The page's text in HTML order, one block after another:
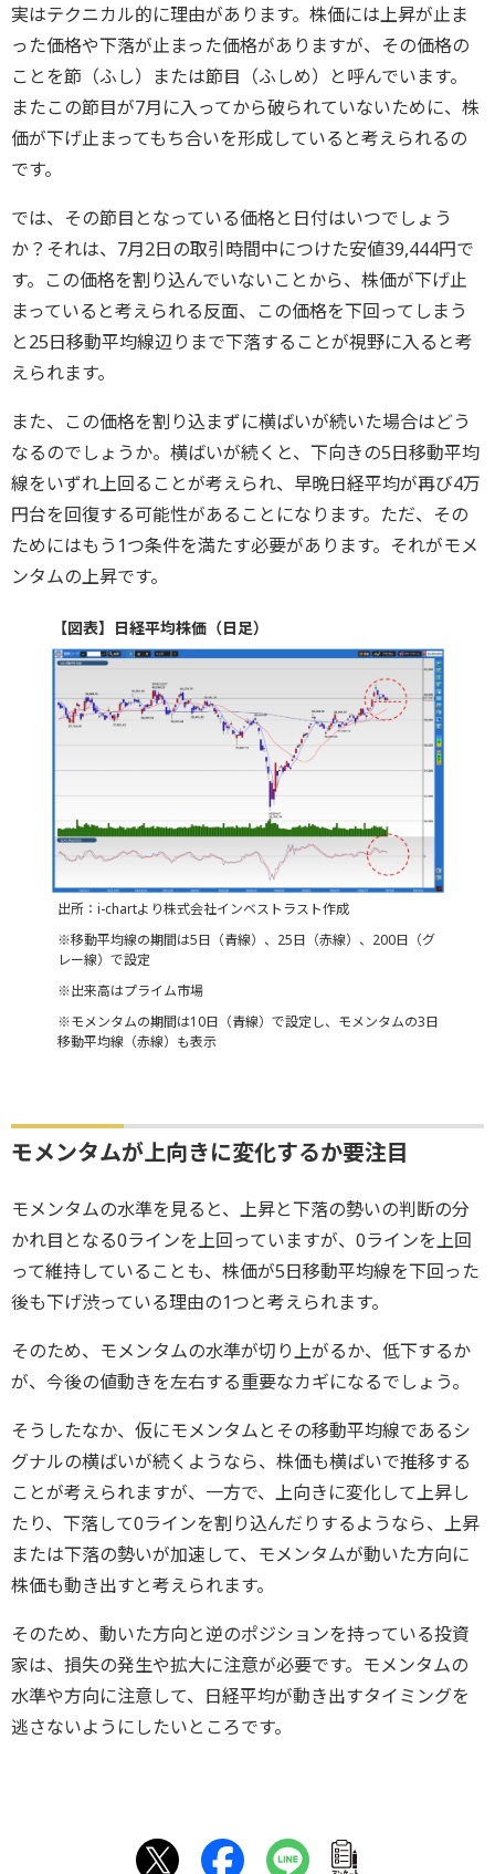
実はテクニカル的に理由があります。株価には上昇が止ま
った価格や下落が止まった価格がありますが、その価格の
ことを節（ふし）または節目（ふしめ）と呼んでいます。
またこの節目が7月に入ってから破られていないために、株
価が下げ止まってもち合いを形成していると考えられるの
です。
では、その節目となっている価格と日付はいつでしょう
か？それは、7月2日の取引時間中につけた安値39,444円で
す。この価格を割り込んでいないことから、株価が下げ止
まっていると考えられる反面、この価格を下回ってしまう
と25日移動平均線辺りまで下落することが視野に入ると考
えられます。
また、この価格を割り込まずに横ばいが続いた場合はどう
なるのでしょうか。横ばいが続くと、下向きの5日移動平均
線をいずれ上回ることが考えられ、早晩日経平均が再び4万
円台を回復する可能性があることになります。ただ、その
ためにはもう1つ条件を満たす必要があります。それがモメ
ンタムの上昇です。
【図表】日経平均株価（日足）
出所：i-chartより株式会社インベストラスト作成
※移動平均線の期間は5日（青線）、25日（赤線）、200日（グ
レー線）で設定
※出来高はプライム市場
※モメンタムの期間は10日（青線）で設定し、モメンタムの3日
移動平均線（赤線）も表示
モメンタムが上向きに変化するか要注目
モメンタムの水準を見ると、上昇と下落の勢いの判断の分
かれ目となる0ラインを上回っていますが、0ラインを上回
って維持していることも、株価が5日移動平均線を下回った
後も下げ渋っている理由の1つと考えられます。
そのため、モメンタムの水準が切り上がるか、低下するか
が、今後の値動きを左右する重要なカギになるでしょう。
そうしたなか、仮にモメンタムとその移動平均線であるシ
グナルの横ばいが続くようなら、株価も横ばいで推移する
ことが考えられますが、一方で、上向きに変化して上昇し
たり、下落して0ラインを割り込んだりするようなら、上昇
または下落の勢いが加速して、モメンタムが動いた方向に
株価も動き出すと考えられます。
そのため、動いた方向と逆のポジションを持っている投資
家は、損失の発生や拡大に注意が必要です。モメンタムの
水準や方向に注意して、日経平均が動き出すタイミングを
逃さないようにしたいところです。